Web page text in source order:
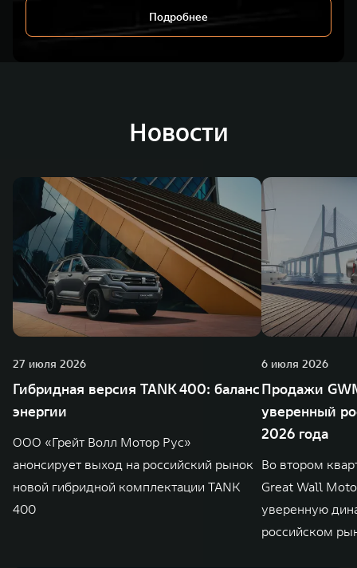
Подробнее
Новости
27 июля 2026
Гибридная версия TANK 400: баланс
энергии
ООО «Грейт Волл Мотор Рус»
анонсирует выход на российский рынок
новой гибридной комплектации TANK
400
6 июля 2026
Продажи
уверенный
2026 года
Во втором
Great Wall
уверенную
российском